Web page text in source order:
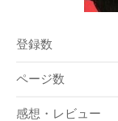
登録数
ページ数
感想・レビュー